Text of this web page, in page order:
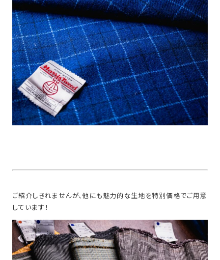
ご紹介しきれませんが、他にも魅力的な生地を特別価格でご用意
しています！